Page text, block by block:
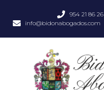
954 21 86 26
info@bidonabogados.com